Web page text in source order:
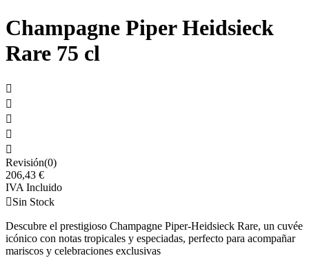
Champagne Piper Heidsieck
Rare 75 cl





Revisión(0)
206,43 €
IVA Incluido
Sin Stock
Descubre el prestigioso Champagne Piper-Heidsieck Rare, un cuvée
icónico con notas tropicales y especiadas, perfecto para acompañar
mariscos y celebraciones exclusivas